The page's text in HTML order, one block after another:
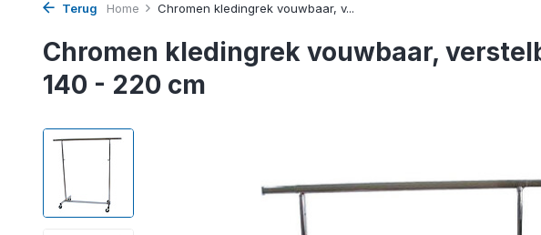
Terug Home Chromen kledingrek vouwbaar, v...
Chromen kledingrek vouwbaar,
140 - 220 cm